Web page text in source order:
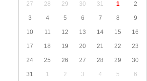
27 28 29 30 31 1 2
3 4 5 6 7 8 9
10 11 12 13 14 15 16
17 18 19 20 21 22 23
24 25 26 27 28 29 30
31 1 2 3 4 5 6